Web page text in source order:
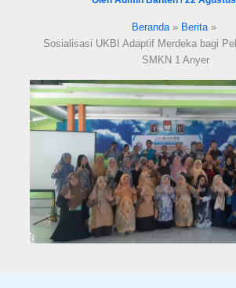
Beranda
Berita
Sosialisasi UKBI Adaptif Merdeka bagi
SMKN 1 Anyer
Mark links